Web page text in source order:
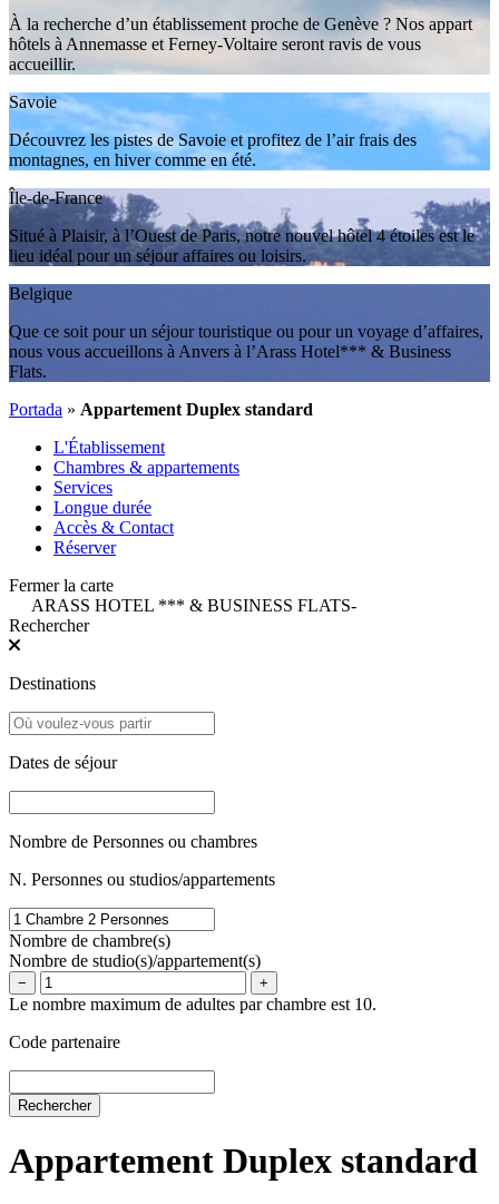
À la recherche d’un établissement proche de Genève ? Nos appart
hôtels à Annemasse et Ferney-Voltaire seront ravis de vous
accueillir.
Savoie
Découvrez les pistes de Savoie et profitez de l’air frais des
montagnes, en hiver comme en été.
Île-de-France
Situé à Plaisir, à l’Ouest de Paris, notre nouvel hôtel 4 étoiles est le
lieu idéal pour un séjour affaires ou loisirs.
Belgique
Que ce soit pour un séjour touristique ou pour un voyage d’affaires,
nous vous accueillons à Anvers à l’Arass Hotel*** & Business
Flats.
Portada » Appartement Duplex standard
L'Établissement
Chambres & appartements
Services
Longue durée
Accès & Contact
Réserver
Fermer la carte
ARASS HOTEL *** & BUSINESS FLATS-
Rechercher
Destinations
Dates de séjour
Nombre de Personnes ou chambres
N. Personnes ou studios/appartements
Nombre de chambre(s)
Nombre de studio(s)/appartement(s)
− +
Le nombre maximum de adultes par chambre est 10.
Code partenaire
Appartement Duplex standard